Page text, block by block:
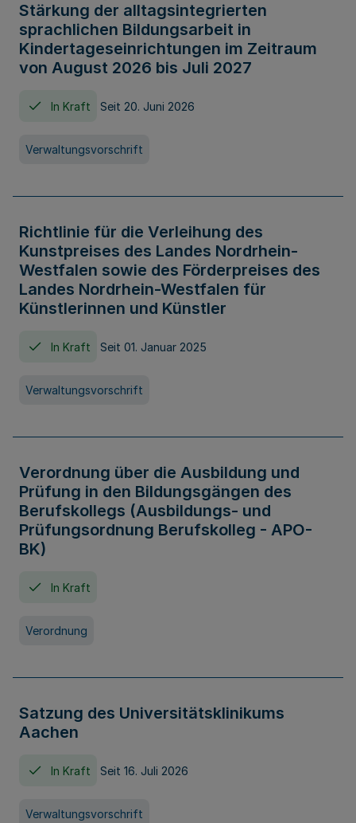
Stärkung der alltagsintegrierten
sprachlichen Bildungsarbeit in
Kindertageseinrichtungen im Zeitraum
von August 2026 bis Juli 2027
In Kraft Seit 20. Juni 2026
Verwaltungsvorschrift
Richtlinie für die Verleihung des
Kunstpreises des Landes Nordrhein-
Westfalen sowie des Förderpreises des
Landes Nordrhein-Westfalen für
Künstlerinnen und Künstler
In Kraft Seit 01. Januar 2025
Verwaltungsvorschrift
Verordnung über die Ausbildung und
Prüfung in den Bildungsgängen des
Berufskollegs (Ausbildungs- und
Prüfungsordnung Berufskolleg - APO-
BK)
In Kraft
Verordnung
Satzung des Universitätsklinikums
Aachen
In Kraft Seit 16. Juli 2026
Verwaltungsvorschrift